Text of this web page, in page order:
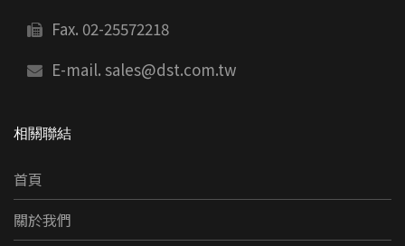
Fax. 02-25572218
E-mail. sales@dst.com.tw
相關聯結
首頁
關於我們